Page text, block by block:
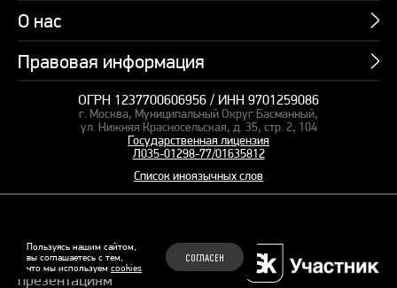
Пользуясь нашим сайтом,
вы соглашаетесь с тем,
что мы используем cookies
СОГЛАСЕН
Пакетные предложения
Профессии
Подарочные сертификаты
Корпоративное обучение
Курсы для сотрудников
Пакетные предложения
Учебник по презентациям
Банк слайдов
Вебинары
Студия дизайна
Заказать презентацию
О нас
Об академии
СМИ о нас
Правовая информация
Карта сайта
Оферта и лицензия
Политика конфиденциальности
Рекомендательные технологии
Файлы Cookie
ОГРН 1237700606956 / ИНН 9701259086
г. Москва, Муниципальный Округ Басманный,
ул. Нижняя Красносельская, д. 35, стр. 2, 104
Государственная лицензия
Л035-01298-77/01635812
Список иноязычных слов
© 2015–2026 Бонни и Слайд
Обучающие курсы по
презентациям